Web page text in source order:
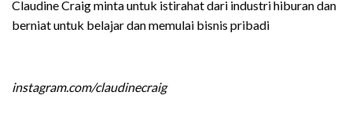
Claudine Craig minta untuk istirahat dari industri hiburan dan
berniat untuk belajar dan memulai bisnis pribadi
instagram.com/claudinecraig